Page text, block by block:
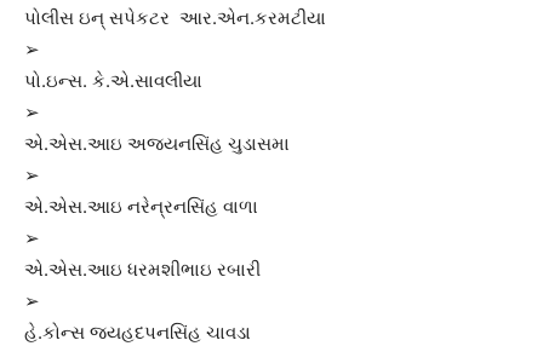
પોલીસ ઇન્ સપેકટર આર.એન.કરમટીયા
➢
પો.ઇન્સ. કે.એ.સાવલીયા
➢
એ.એસ.આઇ અજયનસિંહ ચુડાસમા
➢
એ.એસ.આઇ નરેન્રનસિંહ વાળા
➢
એ.એસ.આઇ ધરમશીભાઇ રબારી
➢
હે.કોન્સ જયહદપનસિંહ ચાવડા